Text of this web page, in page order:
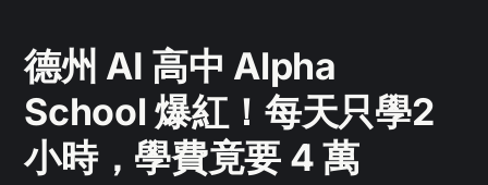
德州 AI 高中 Alpha
School 爆紅！每天只學2
小時，學費竟要 4 萬